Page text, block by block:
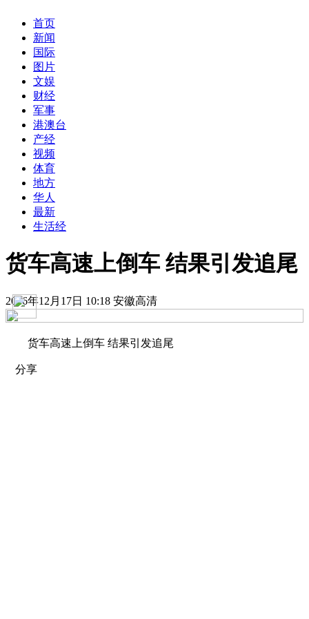
首页
新闻
国际
图片
文娱
财经
军事
港澳台
产经
视频
体育
地方
华人
最新
生活经
货车高速上倒车 结果引发追尾
2016年12月17日 10:18 安徽高清
货车高速上倒车 结果引发追尾
分享